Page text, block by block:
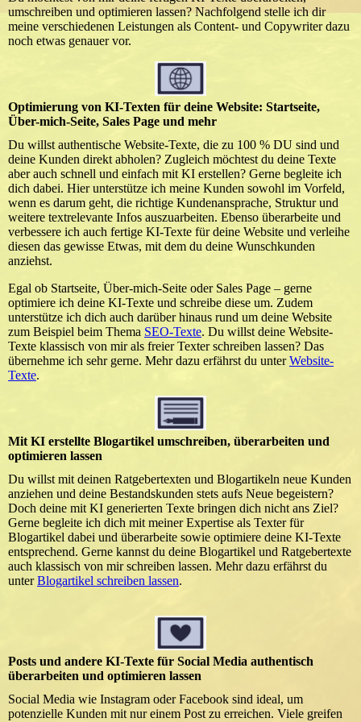
umschreiben und optimieren lassen? Nachfolgend stelle ich dir
meine verschiedenen Leistungen als Content- und Copywriter dazu
noch etwas genauer vor.
Optimierung von KI-Texten für deine Website: Startseite,
Über-mich-Seite, Sales Page und mehr
Du willst authentische Website-Texte, die zu 100 % DU sind und
deine Kunden direkt abholen? Zugleich möchtest du deine Texte
aber auch schnell und einfach mit KI erstellen? Gerne begleite ich
dich dabei. Hier unterstütze ich meine Kunden sowohl im Vorfeld,
wenn es darum geht, die richtige Kundenansprache, Struktur und
weitere textrelevante Infos auszuarbeiten. Ebenso überarbeite und
verbessere ich auch fertige KI-Texte für deine Website und verleihe
diesen das gewisse Etwas, mit dem du deine Wunschkunden
anziehst.
Egal ob Startseite, Über-mich-Seite oder Sales Page – gerne
optimiere ich deine KI-Texte und schreibe diese um. Zudem
unterstütze ich dich auch darüber hinaus rund um deine Website
zum Beispiel beim Thema SEO-Texte. Du willst deine Website-
Texte klassisch von mir als freier Texter schreiben lassen? Das
übernehme ich sehr gerne. Mehr dazu erfährst du unterWebsite-
Texte.
Mit KI erstellte Blogartikel umschreiben, überarbeiten und
optimieren lassen
Du willst mit deinen Ratgebertexten und Blogartikeln neue Kunden
anziehen und deine Bestandskunden stets aufs Neue begeistern?
Doch deine mit KI generierten Texte bringen dich nicht ans Ziel?
Gerne begleite ich dich mit meiner Expertise als Texter für
Blogartikel dabei und überarbeite sowie optimiere deine KI-Texte
entsprechend. Gerne kannst du deine Blogartikel und Ratgebertexte
auch klassisch von mir schreiben lassen. Mehr dazu erfährst du
unterBlogartikel schreiben lassen.
Posts und andere KI-Texte für Social Media authentisch
überarbeiten und optimieren lassen
Social Media wie Instagram oder Facebook sind ideal, um
potenzielle Kunden mit nur einem Post zu erreichen. Viele greifen